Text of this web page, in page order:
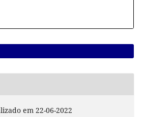
em 22-06-2022